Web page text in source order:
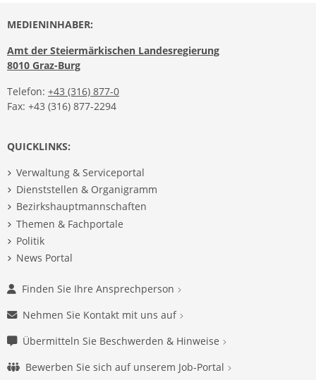
MEDIENINHABER:
Amt der Steiermärkischen Landesregierung
8010 Graz-Burg
Telefon: +43 (316) 877-0
Fax: +43 (316) 877-2294
QUICKLINKS:
Verwaltung & Serviceportal
Dienststellen & Organigramm
Bezirkshauptmannschaften
Themen & Fachportale
Politik
News Portal
Finden Sie Ihre Ansprechperson
Nehmen Sie Kontakt mit uns auf
Übermitteln Sie Beschwerden & Hinweise
Bewerben Sie sich auf unserem Job-Portal